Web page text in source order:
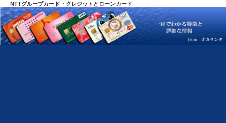
NTTグループカード・クレジットとローンカード